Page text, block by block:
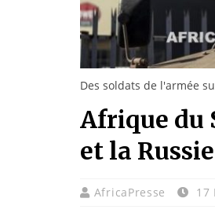
Des soldats de l'armée
Afrique du
et la
AfricaPresse 17